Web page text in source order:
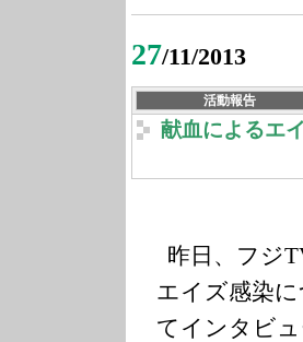
27/11/2013
活動報告
献血によるエ
昨日、フジ
エイズ感染
てインタビュ